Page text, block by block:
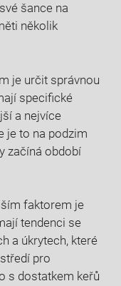
šance na
několik
je určit správnou
specifické
⁢a nejvíce
je to na podzim⁣
začíná období
faktorem je
tendenci se
a úkrytech,​ které
‍pro
s‌ dostatkem keřů